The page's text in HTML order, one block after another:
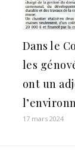
Dans le
les
ont un
17 mars 2024